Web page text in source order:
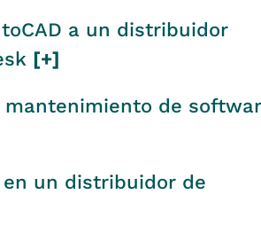
a un distribuidor
[+]
mantenimiento de
un distribuidor de